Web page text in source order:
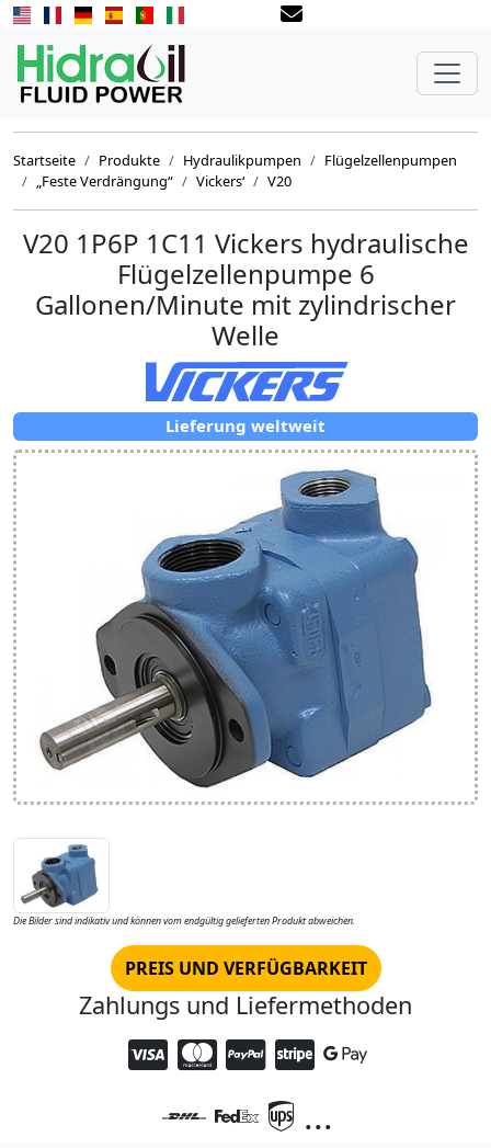
Startseite Produkte Hydraulikpumpen
Flügelzellenpumpen
„Feste Verdrängung“
Vickers‘ V20
V20 1P6P 1C11 Vickers hydraulische
Flügelzellenpumpe 6
Gallonen/Minute mit zylindrischer
Welle
Lieferung weltweit
Die Bilder sind indikativ und können vom endgültig gelieferten Produkt abweichen.
PREIS UND VERFÜGBARKEIT
Zahlungs und Liefermethoden
...